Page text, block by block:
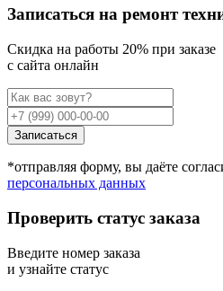
Записаться на ремонт
Cкидка на работы 20% при заказе
с сайта онлайн
Записаться
*отправляя форму, вы даёте
персональных данных
Проверить статус заказа
Введите номер заказа
и узнайте статус